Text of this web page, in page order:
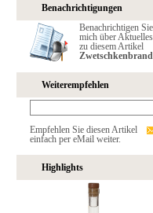
Benachrichtigungen
Benachrichtigen Sie
mich über Aktuelles
zu diesem Artikel
Zwetschkenbrand
Weiterempfehlen
Empfehlen Sie diesen Artikel
einfach per eMail weiter.
Highlights